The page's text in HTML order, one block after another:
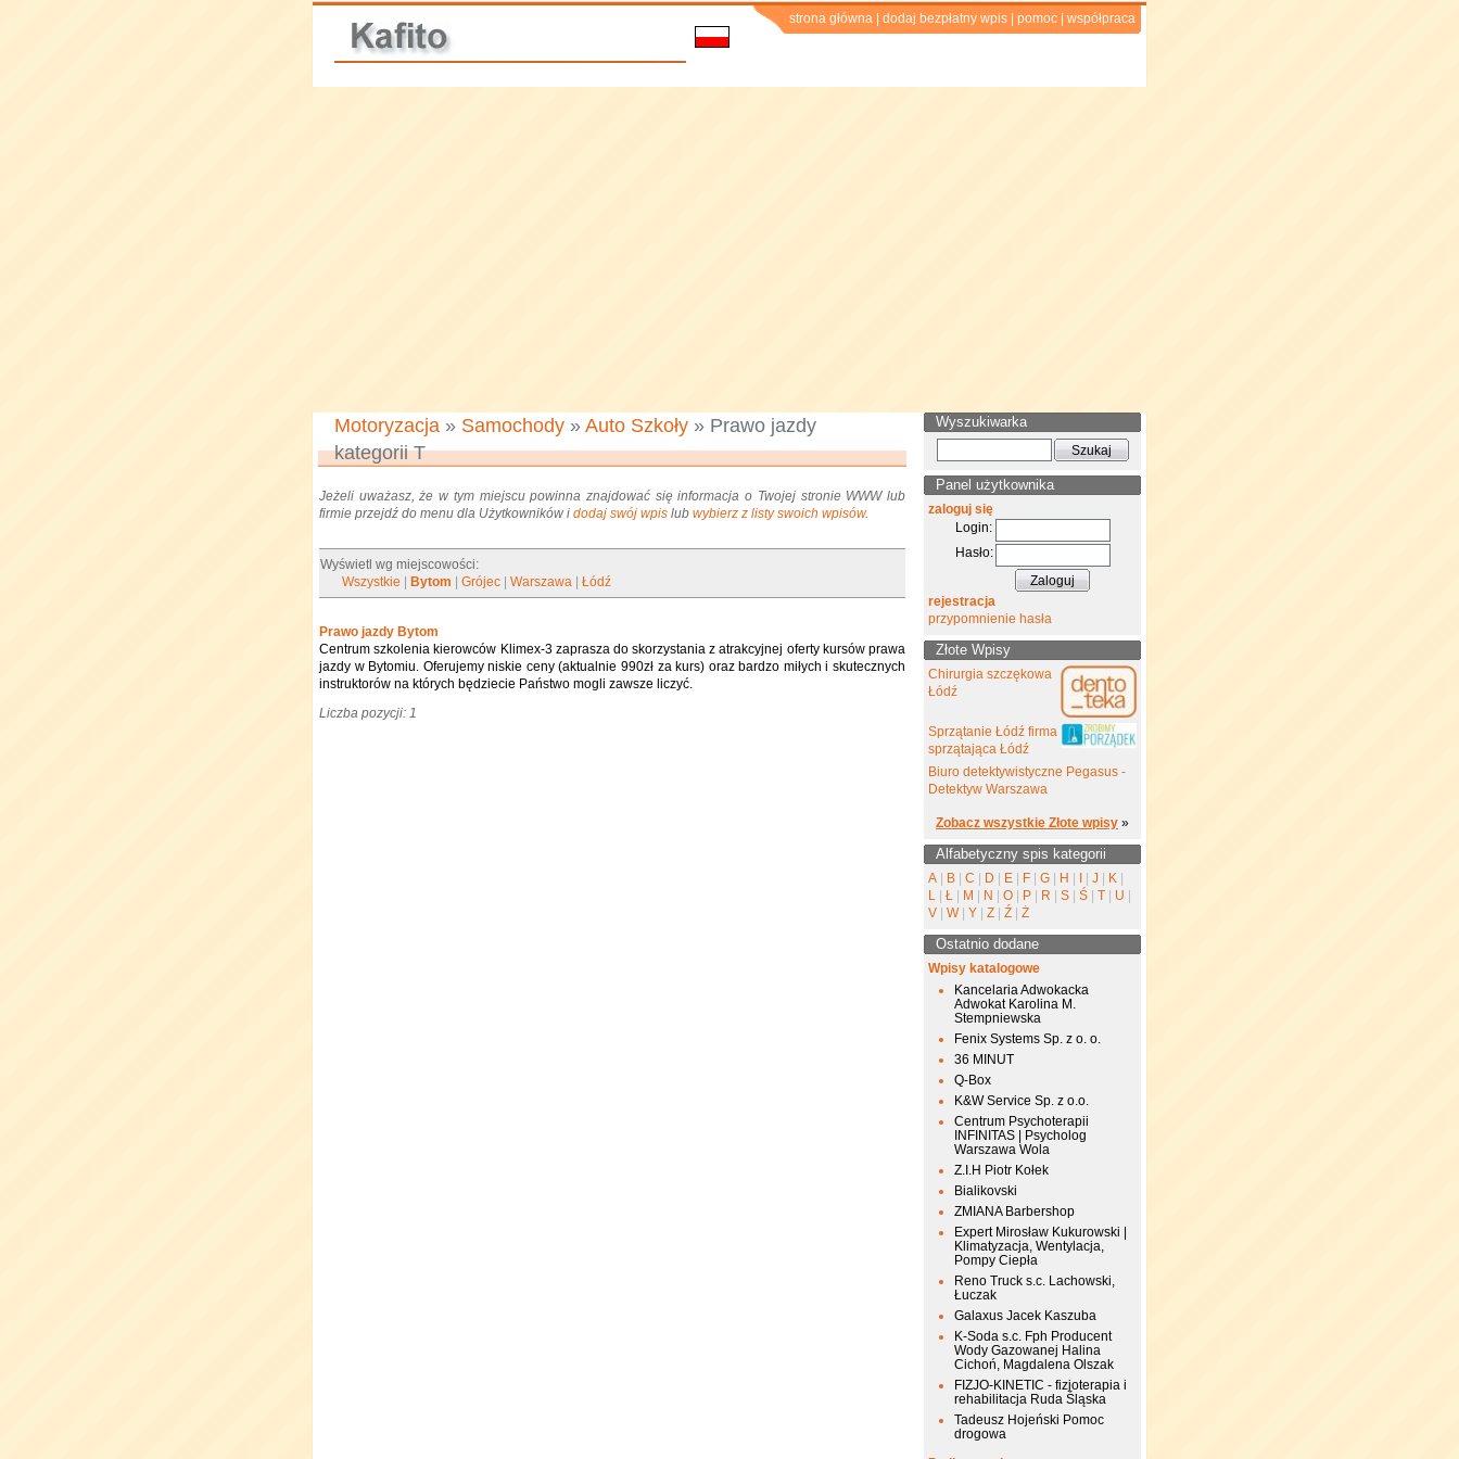
strona główna dodaj bezpłatny wpis pomoc współpraca
Motoryzacja » Samochody » Auto Szkoły » Prawo jazdy
kategorii T
Jeżeli uważasz, że w tym miejscu powinna znajdować się informacja o Twojej stronie WWW lub
firmie przejdź do menu dla Użytkowników i dodaj swój wpis lub wybierz z listy swoich wpisów.
Wyświetl wg miejscowości:
Wszystkie
Bytom |Grójec |Warszawa |Łódź
Prawo jazdy Bytom
Centrum szkolenia kierowców Klimex-3 zaprasza do skorzystania z atrakcyjnej oferty kursów prawa
jazdy w Bytomiu. Oferujemy niskie ceny (aktualnie 990zł za kurs) oraz bardzo miłych i skutecznych
instruktorów na których będziecie Państwo mogli zawsze liczyć.
Liczba pozycji: 1
Wyszukiwarka
Panel użytkownika
zaloguj się
Login:
Hasło:
rejestracja
przypomnienie hasła
Złote Wpisy
Chirurgia szczękowa
Łódź
Sprzątanie Łódź firma
sprzątająca Łódź
Biuro detektywistyczne Pegasus -
Detektyw Warszawa
Zobacz wszystkie Złote wpisy »
Alfabetyczny spis kategorii
A B C D E F G H J K
L
Ł M N O P R S Ś T U
V
W Y Z Ź Ż
Ostatnio dodane
Wpisy katalogowe
Kancelaria Adwokacka
Adwokat Karolina M.
Stempniewska
Fenix Systems Sp. z o. o.
36 MINUT
Q-Box
K&W Service Sp. z o.o.
Centrum Psychoterapii
INFINITAS | Psycholog
Warszawa Wola
Z.I.H Piotr Kołek
Bialikovski
ZMIANA Barbershop
Expert Mirosław Kukurowski |
Klimatyzacja, Wentylacja,
Pompy Ciepła
Reno Truck s.c. Lachowski,
Łuczak
Galaxus Jacek Kaszuba
K-Soda s.c. Fph Producent
Wody Gazowanej Halina
Cichoń, Magdalena Olszak
FIZJO-KINETIC - fizjoterapia i
rehabilitacja Ruda Śląska
Tadeusz Hojeński Pomoc
drogowa